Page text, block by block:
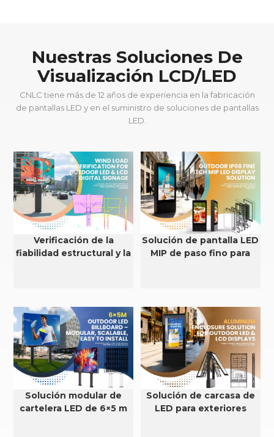
Nuestras Soluciones De
Visualización LCD/LED
CNLC tiene más de 12 años de experiencia en la fabricación
de pantallas LED y en el suministro de soluciones de pantallas
LED.
Verificación de la
fiabilidad estructural y la
Solución de pantalla LED
MIP de paso fino para
Solución modular de
cartelera LED de 6×5 m
Solución de carcasa de
LED para exteriores